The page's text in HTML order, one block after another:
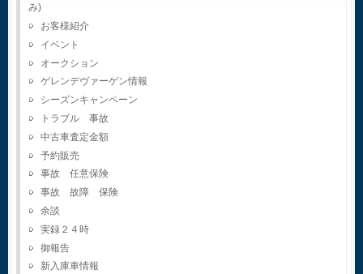
み)
お客様紹介
イベント
オークション
ゲレンデヴァーゲン情報
シーズンキャンペーン
トラブル 事故
中古車査定金額
予約販売
事故 任意保険
事故 故障 保険
余談
実録２４時
御報告
新入庫車情報